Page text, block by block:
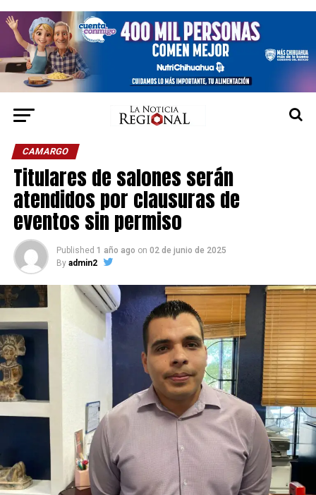
CAMARGO
Titulares de salones serán
atendidos por clausuras de
eventos sin permiso
Published 1 año ago on 02 de junio de 2025
By admin2